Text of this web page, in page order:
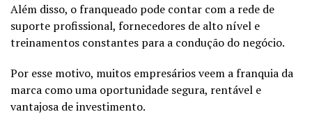
Além disso, o franqueado pode contar com a rede de
suporte profissional, fornecedores de alto nível e
treinamentos constantes para a condução do negócio.
Por esse motivo, muitos empresários veem a franquia da
marca como uma oportunidade segura, rentável e
vantajosa de investimento.